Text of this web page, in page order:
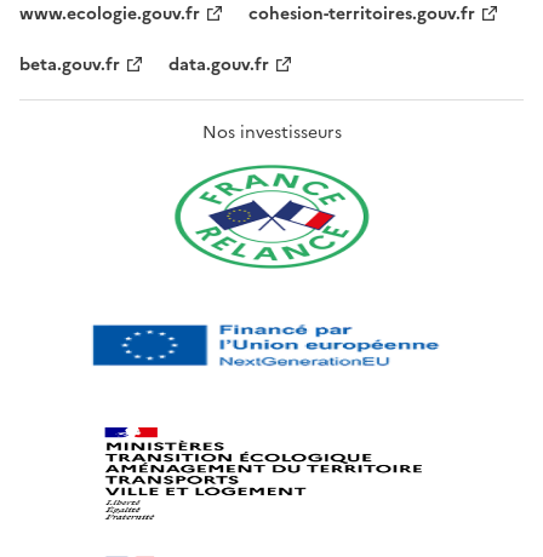
www.ecologie.gouv.fr
cohesion-territoires.gouv.fr
beta.gouv.fr
data.gouv.fr
Nos investisseurs